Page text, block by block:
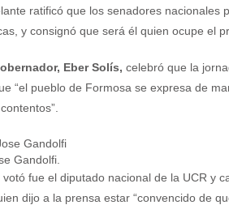
ratificó que los senadores nacionales
y consignó que será él quien ocupe el
Eber Solís, celebró que la
“el pueblo de Formosa se expresa de
Gandolfi.
votó fue el diputado nacional de la UCR y
dijo a la prensa estar “convencido de